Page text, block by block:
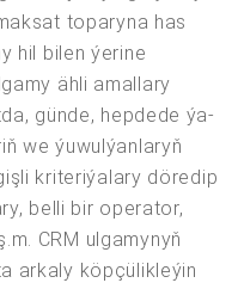
toparyna has
hil bilen ýerine
ähli amallary
günde, hepdede ýa-
we ýuwulýanlaryň
kriteriýalary döredip
belli bir operator,
CRM ulgamynyň
arkaly köpçülikleýin